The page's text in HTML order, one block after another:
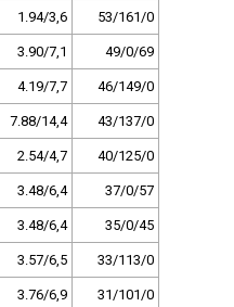
1.94/3,6 53/161/0
3.90/7,1 49/0/69
4.19/7,7 46/149/0
7.88/14,4 43/137/0
2.54/4,7 40/125/0
3.48/6,4 37/0/57
3.48/6,4 35/0/45
3.57/6,5 33/113/0
3.76/6,9 31/101/0